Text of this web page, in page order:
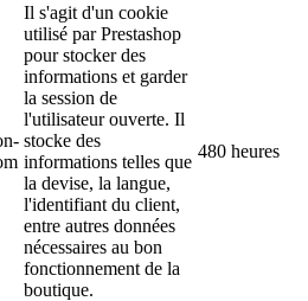
Il s'agit d'un cookie
utilisé par Prestashop
pour stocker des
informations et garder
la session de
l'utilisateur ouverte. Il
stocke des
informations telles que
la devise, la langue,
l'identifiant du client,
entre autres données
nécessaires au bon
fonctionnement de la
boutique.
480 heures